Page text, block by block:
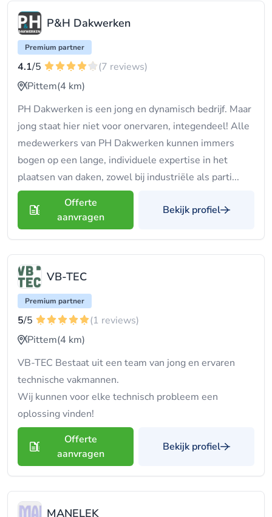
P&H Dakwerken
Premium partner
4.1/5
(7 reviews)
Pittem(4 km)
PH Dakwerken is een jong en dynamisch bedrijf. Maar
jong staat hier niet voor onervaren, integendeel! Alle
medewerkers van PH Dakwerken kunnen immers
bogen op een lange, individuele expertise in het
plaatsen van daken, zowel bij industriële als parti...
Offerte
aanvragen
Bekijk profiel
VB-TEC
Premium partner
5/5
(1 reviews)
Pittem(4 km)
VB-TEC Bestaat uit een team van jong en ervaren
technische vakmannen.
Wij kunnen voor elke technisch probleem een
oplossing vinden!
Offerte
aanvragen
Bekijk profiel
MANELEK